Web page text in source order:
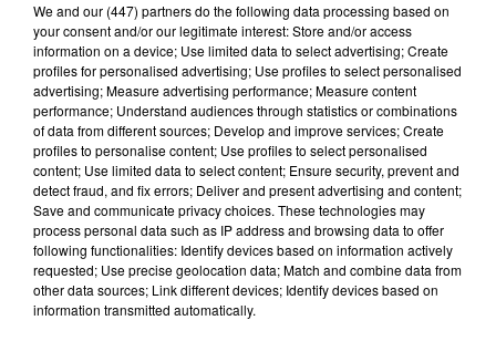
Lecture (1 min 14 sec)
100%
100% Radio l'agenda du Tarn et Garonne
We and our (447) partnersdo the following data processing based on
your consent and/or our legitimate interest: Store and/or access
information on a device; Use limited data to select advertising; Create
profiles for personalised advertising; Use profiles to select personalised
advertising; Measure advertising performance; Measure content
performance; Understand audiences through statistics or combinations
of data from different sources; Develop and improve services; Create
profiles to personalise content; Use profiles to select personalised
content; Use limited data to select content; Ensure security, prevent and
detect fraud, and fix errors; Deliver and present advertising and content;
Save and communicate privacy choices. These technologies may
process personal data such as IP address and browsing data to offer
following functionalities: Identify devices based on information actively
requested; Use precise geolocation data; Match and combine data from
other data sources; Link different devices; Identify devices based on
information transmitted automatically.